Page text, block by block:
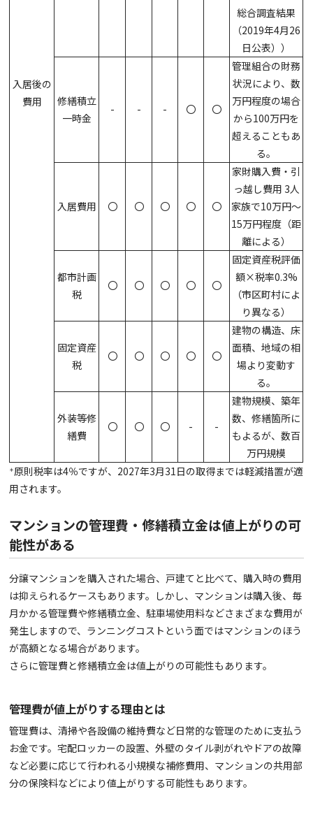
入居後の
費用
総合調査結果
（2019年4月26
日公表））
修繕積立
一時金
- - - 〇 〇
管理組合の財務
状況により、数
万円程度の場合
から100万円を
超えることもあ
る。
入居費用 〇 〇 〇 〇 〇
家財購入費・引
っ越し費用 3人
家族で10万円～
15万円程度（距
離による）
都市計画
税
〇 〇 〇 〇 〇
固定資産税評価
額×税率0.3%
（市区町村によ
り異なる）
固定資産
税
〇 〇 〇 〇 〇
建物の構造、床
面積、地域の相
場より変動す
る。
外装等修
繕費
〇 〇 〇 - -
建物規模、築年
数、修繕箇所に
もよるが、数百
万円規模
＊ 原則税率は4％ですが、2027年3⽉31⽇の取得までは軽減措置が適
⽤されます。
マンションの管理費・修繕積立金は値上がりの可
能性がある
分譲マンションを購入された場合、戸建てと比べて、購入時の費用
は抑えられるケースもあります。しかし、マンションは購入後、毎
月かかる管理費や修繕積立金、駐車場使用料などさまざまな費用が
発生しますので、ランニングコストという面ではマンションのほう
が高額となる場合があります。
さらに管理費と修繕積立金は値上がりの可能性もあります。
管理費が値上がりする理由とは
管理費は、清掃や各設備の維持費など日常的な管理のために支払う
お金です。宅配ロッカーの設置、外壁のタイル剥がれやドアの故障
など必要に応じて行われる小規模な補修費用、マンションの共用部
分の保険料などにより値上がりする可能性もあります。